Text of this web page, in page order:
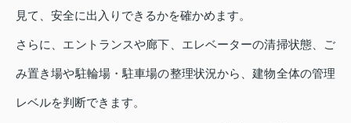
見て、安全に出入りできるかを確かめます。
さらに、エントランスや廊下、エレベーターの清掃状態、ご
み置き場や駐輪場・駐車場の整理状況から、建物全体の管理
レベルを判断できます。